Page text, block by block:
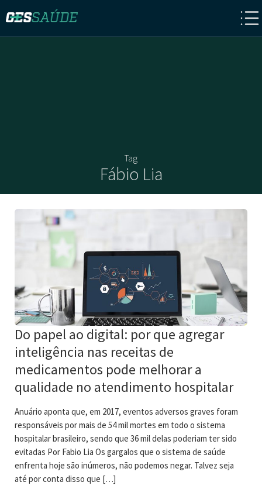
Tag
Fábio Lia
Do papel ao digital: por que agregar
inteligência nas receitas de
medicamentos pode melhorar a
qualidade no atendimento hospitalar
Anuário aponta que, em 2017, eventos adversos graves foram
responsáveis por mais de 54 mil mortes em todo o sistema
hospitalar brasileiro, sendo que 36 mil delas poderiam ter sido
evitadas Por Fabio Lia Os gargalos que o sistema de saúde
enfrenta hoje são inúmeros, não podemos negar. Talvez seja
até por conta disso que […]